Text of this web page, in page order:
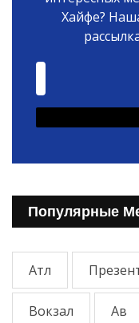
Хайфе?
Популярные
Атл
Вокзал Ав